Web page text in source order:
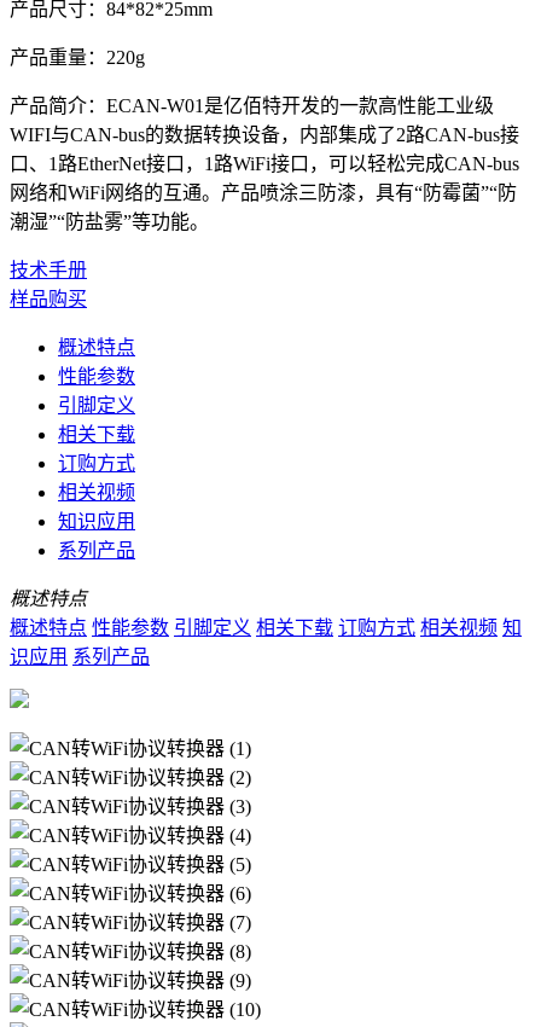
产品尺寸：84*82*25mm
产品重量：220g
产品简介：ECAN-W01是亿佰特开发的一款高性能工业级
WIFI与CAN-bus的数据转换设备，内部集成了2路CAN-bus接
口、1路EtherNet接口，1路WiFi接口，可以轻松完成CAN-bus
网络和WiFi网络的互通。产品喷涂三防漆，具有“防霉菌”“防
潮湿”“防盐雾”等功能。
技术手册
样品购买
概述特点
性能参数
引脚定义
相关下载
订购方式
相关视频
知识应用
系列产品
概述特点
概述特点 性能参数 引脚定义 相关下载 订购方式 相关视频 知
识应用 系列产品